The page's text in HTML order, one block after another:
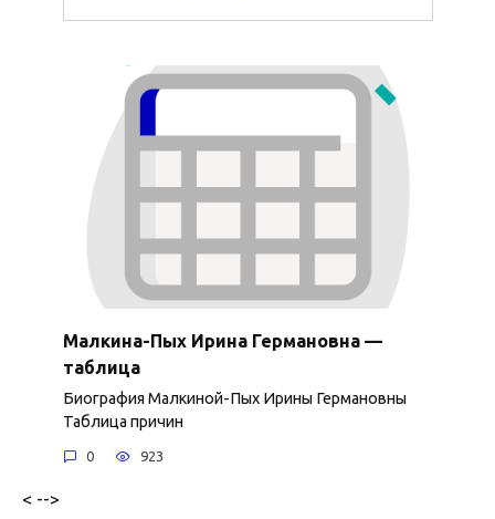
Малкина-Пых Ирина Германовна —
таблица
Биография Малкиной-Пых Ирины Германовны
Таблица причин
0 923
< -->